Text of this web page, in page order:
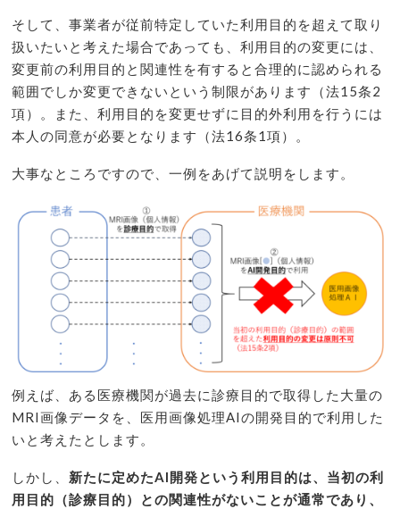
そして、事業者が従前特定していた利用目的を超えて取り
扱いたいと考えた場合であっても、利用目的の変更には、
変更前の利用目的と関連性を有すると合理的に認められる
範囲でしか変更できないという制限があります（法15条2
項）。また、利用目的を変更せずに目的外利用を行うには
本人の同意が必要となります（法16条1項）。
大事なところですので、一例をあげて説明をします。
例えば、ある医療機関が過去に診療目的で取得した大量の
MRI画像データを、医用画像処理AIの開発目的で利用した
いと考えたとします。
しかし、 新たに定めたAI開発という利用目的は、当初の利
用目的（診療目的）との関連性がないことが通常であり、